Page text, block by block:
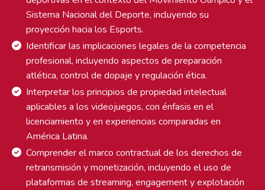
Sistema Nacional del Deporte, incluyendo su
proyección hacia los Esports.
Identificar las implicaciones legales de la competencia
profesional, incluyendo aspectos de preparación
atlética, control de dopaje y regulación ética.
Interpretar los principios de propiedad intelectual
aplicables a los videojuegos, con énfasis en el
licenciamiento y en experiencias comparadas en
América Latina.
Comprender el marco contractual de los derechos de
retransmisión y monetización, incluyendo el uso de
plataformas de streaming, engagement y explotación